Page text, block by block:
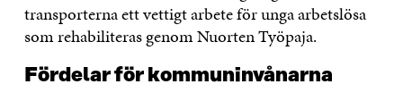
transporterna ett vettigt arbete för unga arbetslösa
som rehabiliteras genom Nuorten Työpaja.
Fördelar för kommuninvånarna